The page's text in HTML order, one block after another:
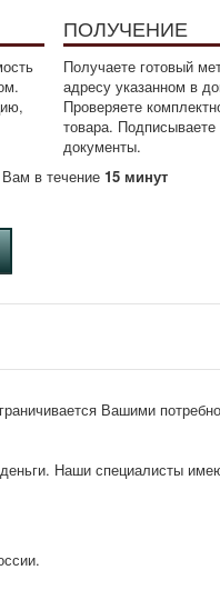
ПОЛУЧЕНИЕ
Получаете готовый
адресу указанном в
Проверяете
товара.
документы.
Вам в течение15 минут
Вашими
Наши специалисты